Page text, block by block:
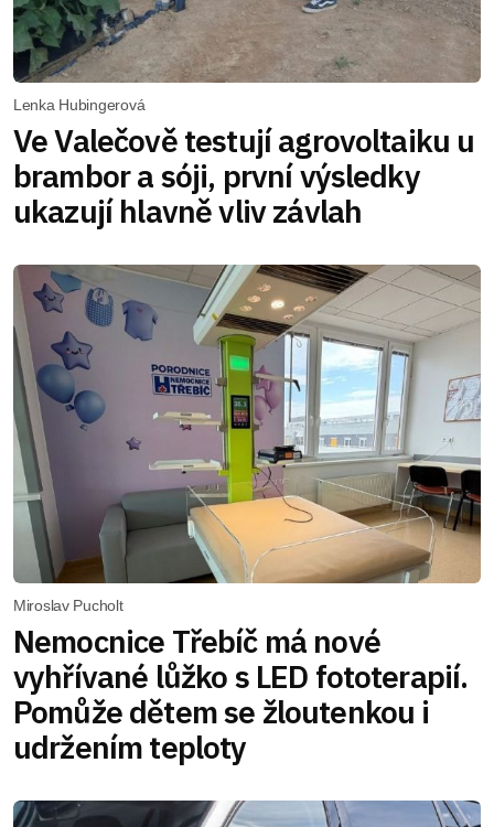
Lenka Hubingerová
Ve Valečově testují agrovoltaiku u
brambor a sóji, první výsledky
ukazují hlavně vliv závlah
Miroslav Pucholt
Nemocnice Třebíč má nové
vyhřívané lůžko s LED fototerapií.
Pomůže dětem se žloutenkou i
udržením teploty